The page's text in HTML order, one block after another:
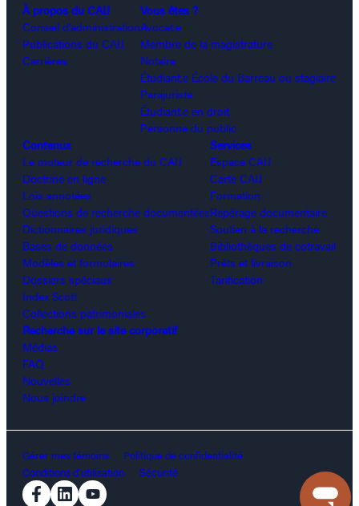
À propos du CAIJ
Conseil d’administration
Publications du CAIJ
Carrières
Vous êtes ?
Avocat.e
Membre de la magistrature
Notaire
Étudiant.e École du Barreau ou stagiaire
Parajuriste
Étudiant.e en droit
Personne du public
Contenus
Le moteur de recherche du CAIJ
Doctrine en ligne
Lois annotées
Questions de recherche documentées
Dictionnaires juridiques
Bases de données
Modèles et formulaires
Dossiers spéciaux
Index Scott
Collections patrimoniales
Services
Espace CAIJ
Carte CAIJ
Formation
Repérage documentaire
Soutien à la recherche
Bibliothèques de cotravail
Prêts et livraison
Tarification
Recherche sur le site corporatif
Médias
FAQ
Nouvelles
Nous joindre
Gérer mes témoins
Politique de confidentialité
Conditions d’utilisation
Sécurité